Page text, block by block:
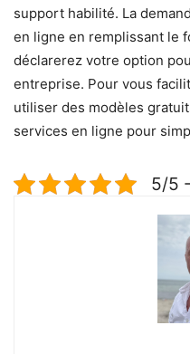
support habilité. La
en ligne en remplissant le
déclarerez votre option
entreprise. Pour vous
utiliser des modèles
services en ligne pour
5/5